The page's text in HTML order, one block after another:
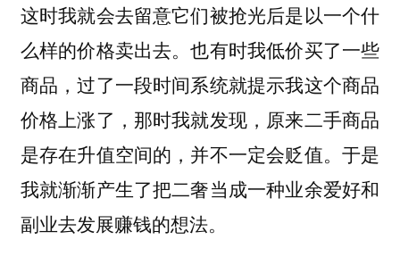
这时我就会去留意它们被抢光后是以一个什
么样的价格卖出去。也有时我低价买了一些
商品，过了一段时间系统就提示我这个商品
价格上涨了，那时我就发现，原来二手商品
是存在升值空间的，并不一定会贬值。于是
我就渐渐产生了把二奢当成一种业余爱好和
副业去发展赚钱的想法。